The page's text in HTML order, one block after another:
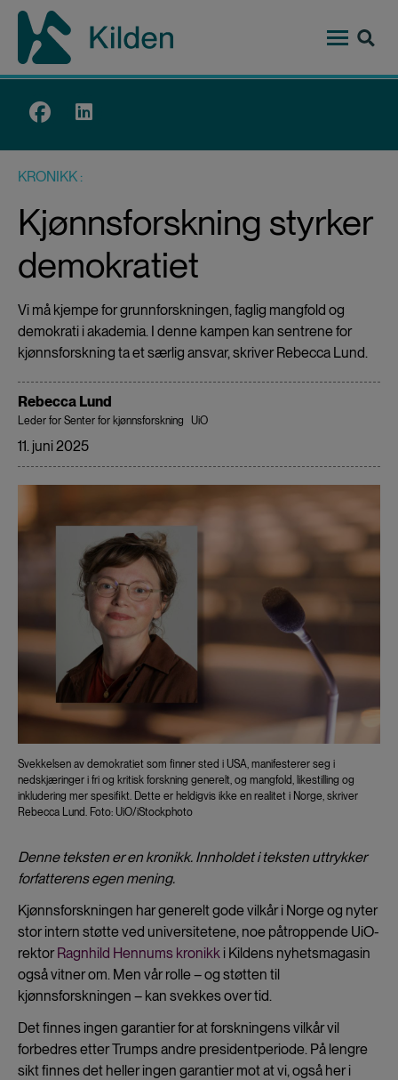
Hopp
hovedinnhold
Top
KRONIKK
Kjønnsforskning styrker
demokratiet
Vi må kjempe for grunnforskningen, faglig mangfold og
demokrati i akademia. I denne kampen kan sentrene for
kjønnsforskning ta et særlig ansvar, skriver Rebecca Lund.
Rebecca Lund
Leder for Senter for kjønnsforskning UiO
11. juni 2025
Svekkelsen av demokratiet som finner sted i USA, manifesterer seg i
nedskjæringer i fri og kritisk forskning generelt, og mangfold, likestilling og
inkludering mer spesifikt. Dette er heldigvis ikke en realitet i Norge, skriver
Rebecca Lund. Foto: UiO/iStockphoto
Denne teksten er en kronikk. Inn­holdet i teksten uttrykker
forfatterens egen mening.
Kjønnsforskningen har generelt gode vilkår i Norge og nyter
stor intern støtte ved universitetene, noe påtroppende UiO-
rektorRagnhild Hennums kronikki Kildens nyhetsmagasin
også vitner om. Men vår rolle – og støtten til
kjønnsforskningen – kan svekkes over tid.
Det finnes ingen garantier for at forskningens vilkår vil
forbedres etter Trumps andre presidentperiode. På lengre
sikt finnes det heller ingen garantier mot at vi, også her i